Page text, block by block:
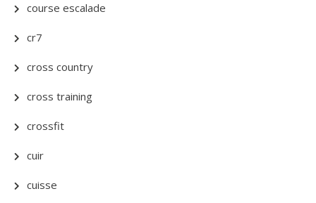
course escalade
cr7
cross country
cross training
crossfit
cuir
cuisse